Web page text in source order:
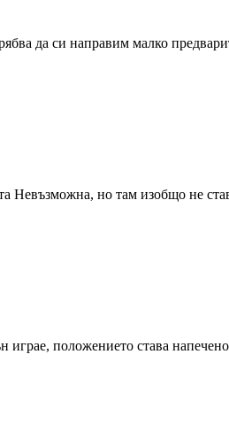
да си направим малко
Невъзможна, но там изобщо не
играе, положението става